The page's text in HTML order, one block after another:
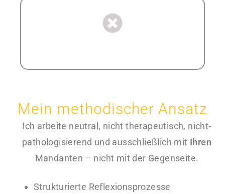
Mein methodischer Ansatz
Ich arbeite neutral, nicht therapeutisch, nicht-
pathologisierend und ausschließlich mit Ihren
Mandanten – nicht mit der Gegenseite.
Strukturierte Reflexionsprozesse